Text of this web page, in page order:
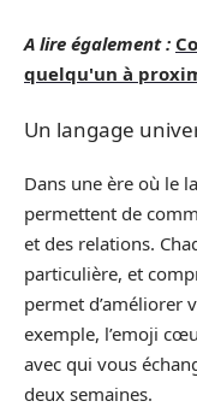
A lire également :
quelqu'un à
Un langage
Dans une ère où le
permettent de
et des relations.
particulière, et
permet d’améliorer
exemple, l’emoji
avec qui vous
deux semaines.